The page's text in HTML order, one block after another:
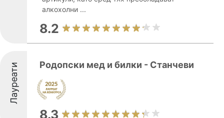
алкохолни ...
8.2
Лауреати Родопски мед и билки - Станчеви
8.3